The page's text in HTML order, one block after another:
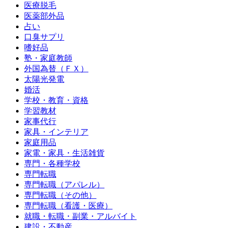
医療脱毛
医薬部外品
占い
口臭サプリ
嗜好品
塾・家庭教師
外国為替（ＦＸ）
太陽光発電
婚活
学校・教育・資格
学習教材
家事代行
家具・インテリア
家庭用品
家電・家具・生活雑貨
専門・各種学校
専門転職
専門転職（アパレル）
専門転職（その他）
専門転職（看護・医療）
就職・転職・副業・アルバイト